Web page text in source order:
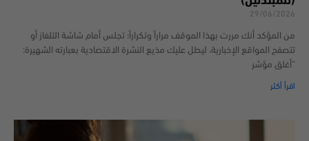
29/06/2026
من المؤكد أنك مررت بهذا الموقف مراراً وتكراراً؛ تجلس أمام شاشة التلفاز أو
تتصفح المواقع الإخبارية، ليطل عليك مذيع النشرة الاقتصادية بعبارته الشهيرة:
“أغلق مؤشر
اقرأ أكثر